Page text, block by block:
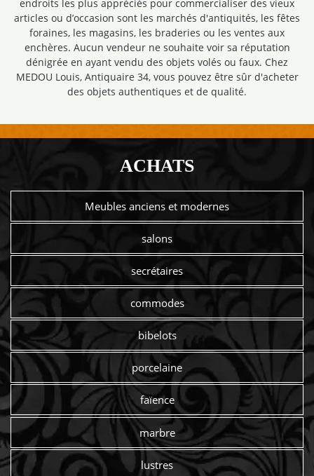
endroits les plus appréciés pour commercialiser des vieux
articles ou d’occasion sont les marchés d'antiquités, les fêtes
foraines, les magasins, les braderies ou les ventes aux
enchères. Aucun vendeur ne souhaite voir sa réputation
dénigrée en ayant vendu des objets volés ou faux. Chez
MEDOU Louis, Antiquaire 34, vous pouvez être sûr d'acheter
des objets authentiques et de qualité.
ACHATS
Meubles anciens et modernes
salons
secrétaires
commodes
bibelots
porcelaine
faïence
marbre
lustres